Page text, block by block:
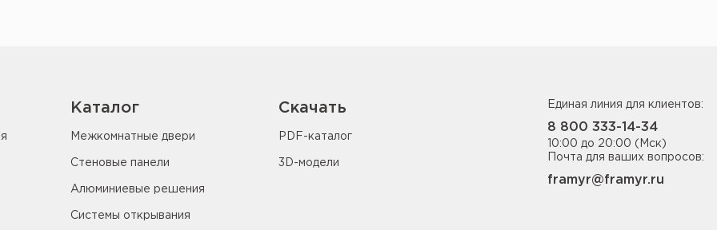
Каталог
Межкомнатные двери
Стеновые панели
Алюминиевые решения
Системы открывания
Скачать
PDF-каталог
3D-модели
Единая линия для клиентов:
8 800 333-14-34
10:00 до 20:00 (Мск)
Почта для ваших вопросов:
framyr@framyr.ru